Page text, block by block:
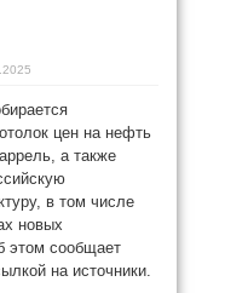
цен на нефть
а также
в том числе
новых
этом сообщает
на источники.